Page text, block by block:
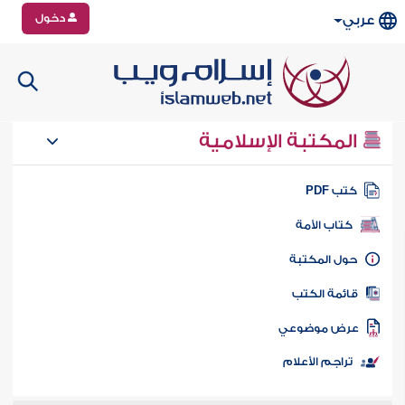
عربي دخول
المكتبة الإسلامية
كتب PDF
كتاب الأمة
المكتبة
الكتب
موضوعي